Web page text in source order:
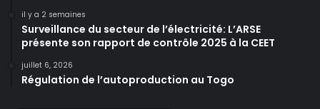
il y a 2 semaines
Surveillance du secteur de l’électricité: L’ARSE
présente son rapport de contrôle 2025 à la CEET
juillet 6, 2026
Régulation de l’autoproduction au Togo